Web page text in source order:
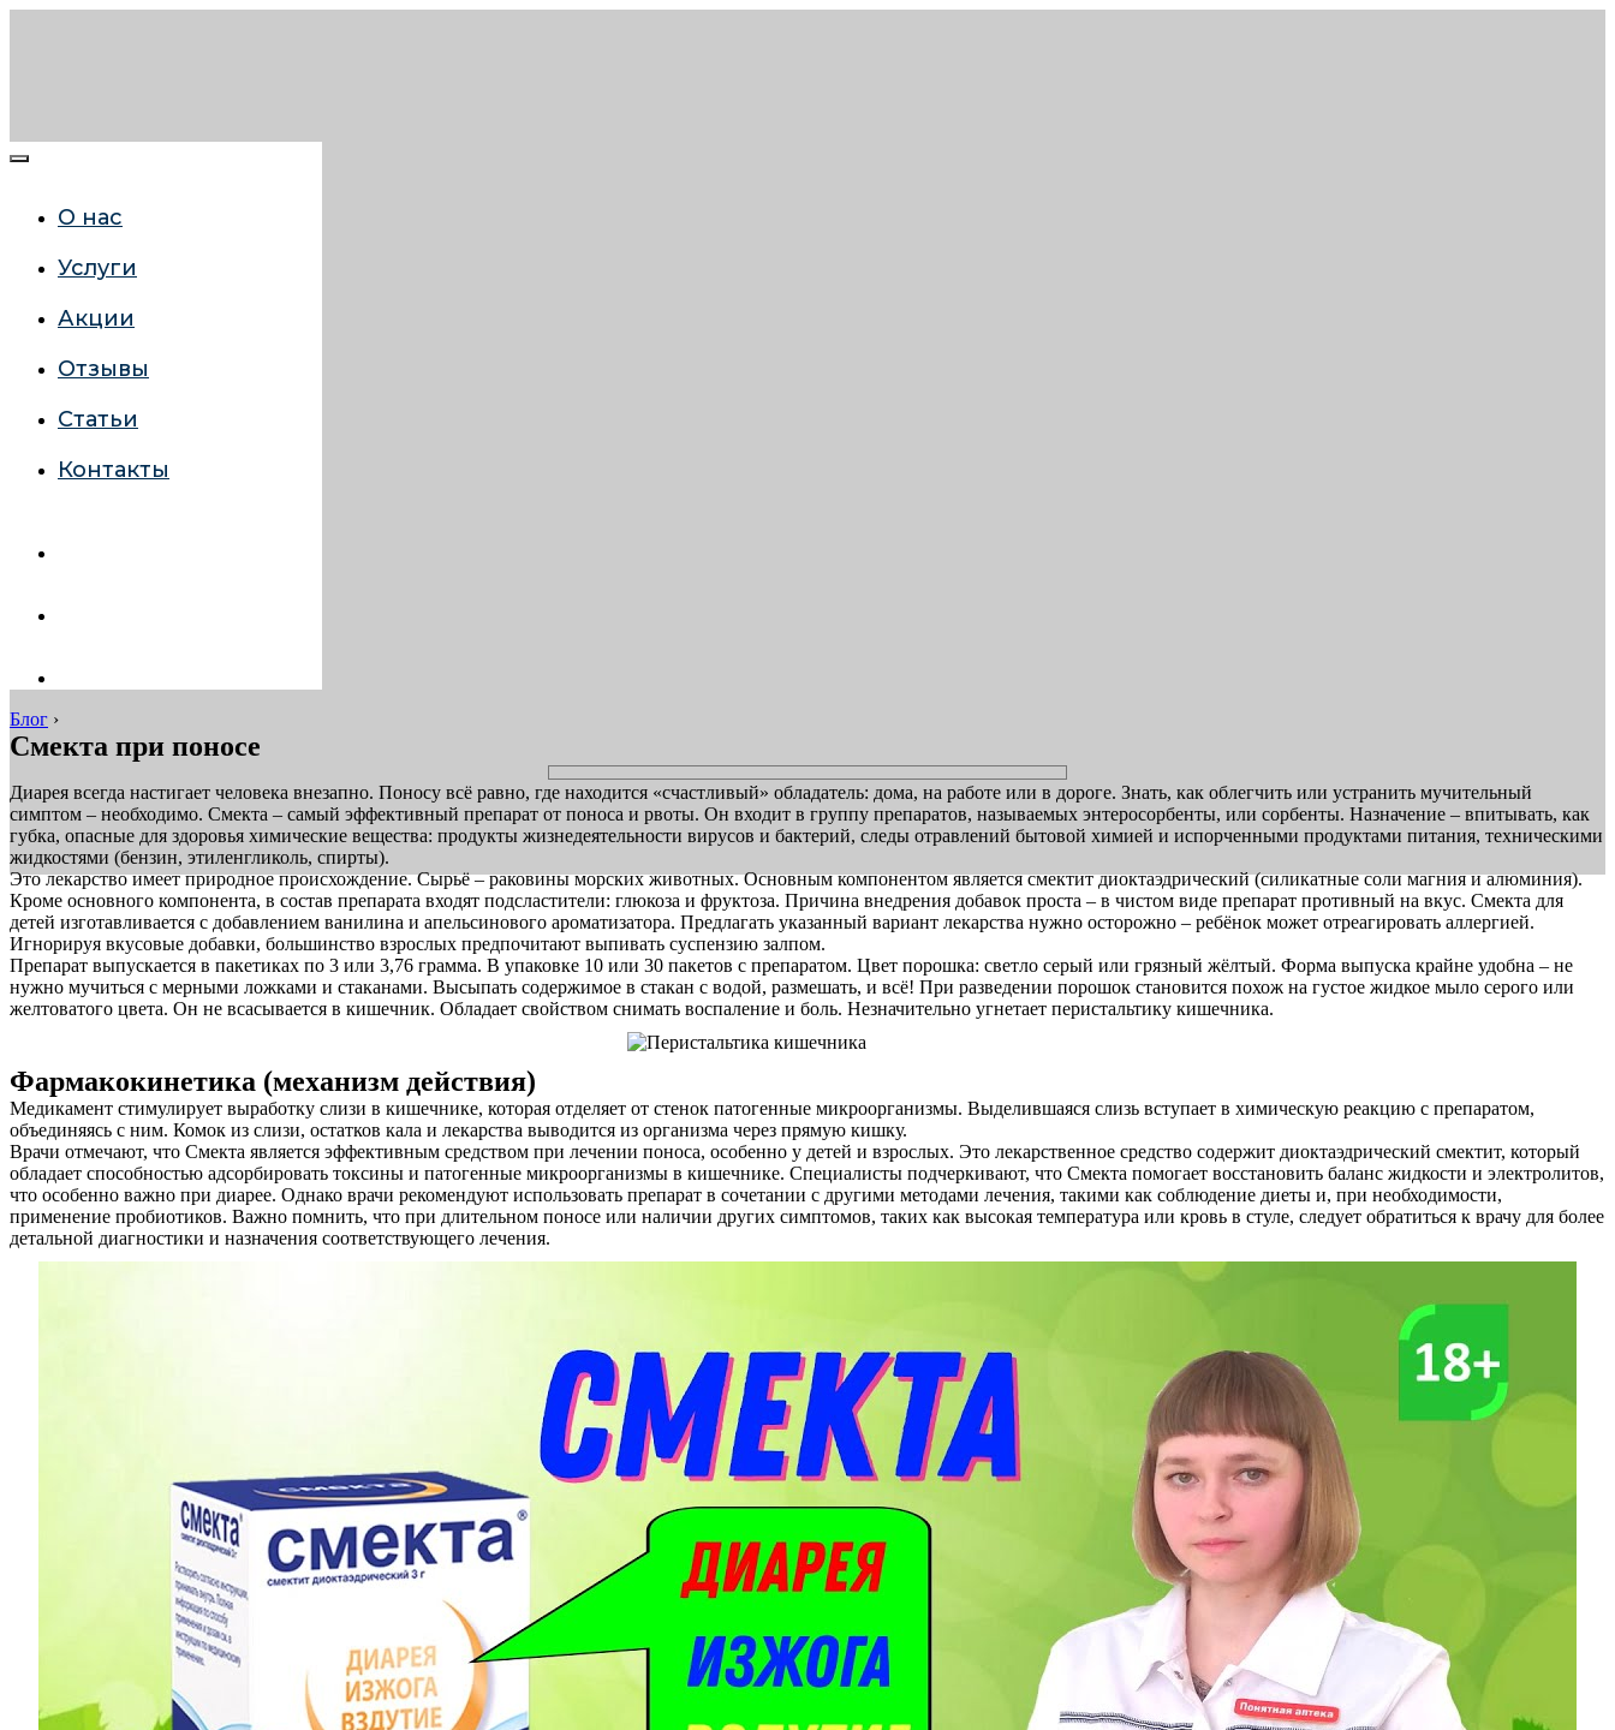
О нас
Услуги
Акции
Отзывы
Статьи
Контакты
Блог ›
Смекта при поносе
Диарея всегда настигает человека внезапно. Поносу всё равно, где находится «счастливый» обладатель: дома, на работе или в дороге. Знать, как облегчить или устранить мучительный
симптом – необходимо. Смекта – самый эффективный препарат от поноса и рвоты. Он входит в группу препаратов, называемых энтеросорбенты, или сорбенты. Назначение – впитывать, как
губка, опасные для здоровья химические вещества: продукты жизнедеятельности вирусов и бактерий, следы отравлений бытовой химией и испорченными продуктами питания, техническими
жидкостями (бензин, этиленгликоль, спирты).
Это лекарство имеет природное происхождение. Сырьё – раковины морских животных. Основным компонентом является смектит диоктаэдрический (силикатные соли магния и алюминия).
Кроме основного компонента, в состав препарата входят подсластители: глюкоза и фруктоза. Причина внедрения добавок проста – в чистом виде препарат противный на вкус. Смекта для
детей изготавливается с добавлением ванилина и апельсинового ароматизатора. Предлагать указанный вариант лекарства нужно осторожно – ребёнок может отреагировать аллергией.
Игнорируя вкусовые добавки, большинство взрослых предпочитают выпивать суспензию залпом.
Препарат выпускается в пакетиках по 3 или 3,76 грамма. В упаковке 10 или 30 пакетов с препаратом. Цвет порошка: светло серый или грязный жёлтый. Форма выпуска крайне удобна – не
нужно мучиться с мерными ложками и стаканами. Высыпать содержимое в стакан с водой, размешать, и всё! При разведении порошок становится похож на густое жидкое мыло серого или
желтоватого цвета. Он не всасывается в кишечник. Обладает свойством снимать воспаление и боль. Незначительно угнетает перистальтику кишечника.
Фармакокинетика (механизм действия)
Медикамент стимулирует выработку слизи в кишечнике, которая отделяет от стенок патогенные микроорганизмы. Выделившаяся слизь вступает в химическую реакцию с препаратом,
объединяясь с ним. Комок из слизи, остатков кала и лекарства выводится из организма через прямую кишку.
Врачи отмечают, что Смекта является эффективным средством при лечении поноса, особенно у детей и взрослых. Это лекарственное средство содержит диоктаэдрический смектит, который
обладает способностью адсорбировать токсины и патогенные микроорганизмы в кишечнике. Специалисты подчеркивают, что Смекта помогает восстановить баланс жидкости и электролитов,
что особенно важно при диарее. Однако врачи рекомендуют использовать препарат в сочетании с другими методами лечения, такими как соблюдение диеты и, при необходимости,
применение пробиотиков. Важно помнить, что при длительном поносе или наличии других симптомов, таких как высокая температура или кровь в стуле, следует обратиться к врачу для более
детальной диагностики и назначения соответствующего лечения.